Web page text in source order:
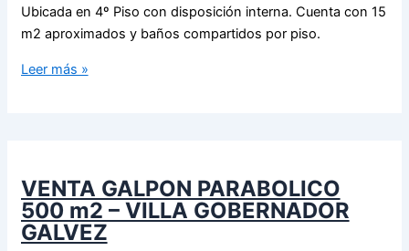
Ubicada en 4º Piso con disposición interna. Cuenta con 15
m2 aproximados y baños compartidos por piso.
Leer más »
VENTA GALPON PARABOLICO
500 m2 – VILLA GOBERNADOR
GALVEZ